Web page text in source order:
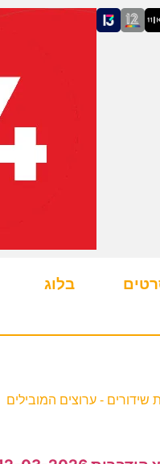
בלוג
שידורים - ערוצים המובילים